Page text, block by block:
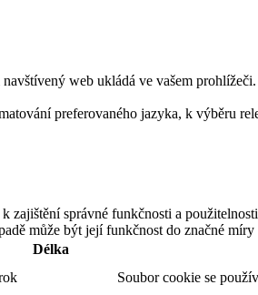
web ukládá ve vašem
preferovaného jazyka, k výběru
zajištění správné funkčnosti a
může být její funkčnost do značné míry
Délka
Soubor cookie se